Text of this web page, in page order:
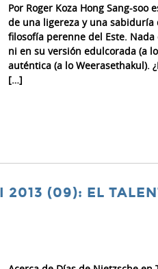
Por Roger Koza Hong Sang-soo
de una ligereza y una
filosofía perenne del Este.
ni en su versión edulcorada (a
auténtica (a lo Weerasethakul).
[…]
2013 (09): EL